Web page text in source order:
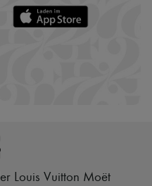
Louis Vuitton Moët